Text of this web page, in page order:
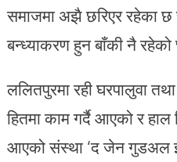
समाजमा अझै छरिएर रहेका
बन्ध्याकरण हुन बाँकी नै
ललितपुरमा रही घरपालुवा
हितमा काम गर्दै आएको र
आएको संस्था ‘द जेन गुडअल